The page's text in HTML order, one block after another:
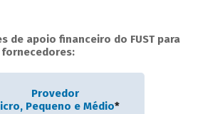
de apoio financeiro do FUST para
Provedor
Pequeno e Médio*